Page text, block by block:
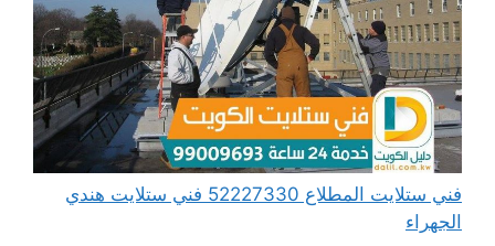
فني ستلايت المطلاع 52227330 فني ستلايت هندي
الجهراء